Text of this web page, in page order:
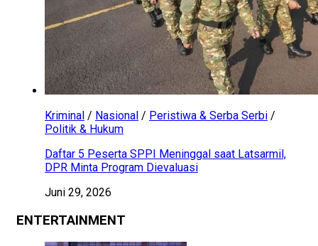
Kriminal / Nasional / Peristiwa & Serba Serbi /
Politik & Hukum
Daftar 5 Peserta SPPI Meninggal saat Latsarmil,
DPR Minta Program Dievaluasi
Juni 29, 2026
ENTERTAINMENT